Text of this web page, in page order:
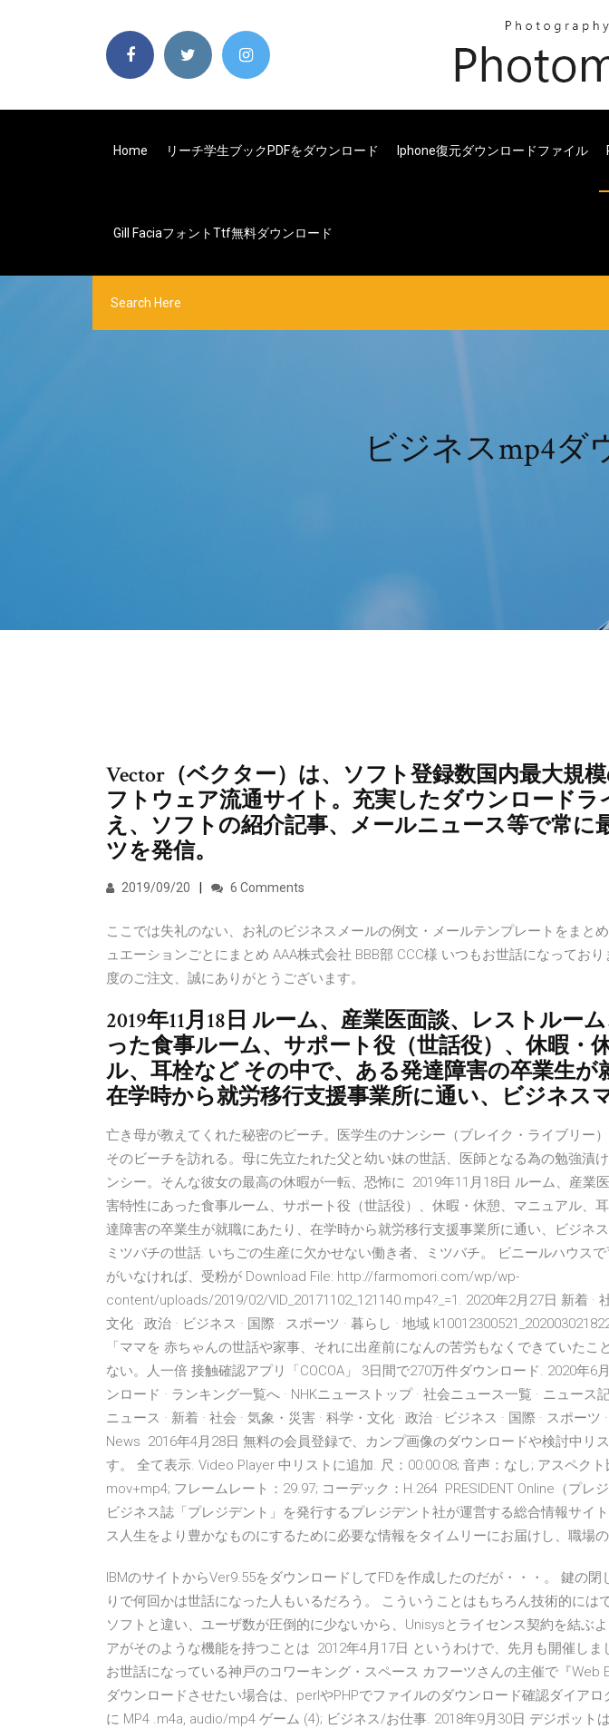
Home リーチ学生ブックPDFをダウンロード Iphone復元ダウンロードファイル
Gill Faciaフォントttf無料ダウンロード
ビジネスmp4ダ
Vector（ベクター）は、ソフト登録数国内最大規
フトウェア流通サイト。充実したダウンロードラ
え、ソフトの紹介記事、メールニュース等で常に
ツを発信。
2019/09/20 6 Comments
ここでは失礼のない、お礼のビジネスメールの例文・メールテンプレートをまと
ュエーションごとにまとめ AAA株式会社 BBB部 CCC様 いつもお世話になってお
度のご注文、誠にありがとうございます。
2019年11月18日 ルーム、産業医面談、レストルー
った食事ルーム、サポート役（世話役）、休暇・
ル、耳栓など その中で、ある発達障害の卒業生が
在学時から就労移行支援事業所に通い、ビジネス
亡き母が教えてくれた秘密のビーチ。医学生のナンシー（ブレイク・ライブリー
そのビーチを訪れる。母に先立たれた父と幼い妹の世話、医師となる為の勉強漬
ンシー。そんな彼女の最高の休暇が一転、恐怖に 2019年11月18日 ルーム、産業
害特性にあった食事ルーム、サポート役（世話役）、休暇・休憩、マニュアル、
達障害の卒業生が就職にあたり、在学時から就労移行支援事業所に通い、ビジネ
ミツバチの世話. いちごの生産に欠かせない働き者、ミツバチ。 ビニールハウス
がいなければ、受粉が Download File: http://farmomori.com/wp/wp-
content/uploads/2019/02/VID_20171102_121140.mp4?_=1. 2020年2月27日 新着 ·
文化 · 政治 · ビジネス · 国際 · スポーツ · 暮らし · 地域
「ママを 赤ちゃんの世話や家事、それに出産前になんの苦労もなくできていたこ
ない。人一倍 接触確認アプリ「COCOA」 3日間で270万件ダウンロード. 2020年6
ンロード · ランキング一覧へ · NHKニューストップ · 社会ニュース一覧 · ニュース
ニュース · 新着 · 社会 · 気象・災害 · 科学・文化 · 政治 · ビジネス · 国際 · スポーツ
News 2016年4月28日 無料の会員登録で、カンプ画像のダウンロードや検討中リ
す。 全て表示. Video Player 中リストに追加. 尺：00:00:08; 音声：なし; アスペクト
mov+mp4; フレームレート：29.97; コーデック：H.264 PRESIDENT Online（プレ
ビジネス誌「プレジデント」を発行するプレジデント社が運営する総合情報サイ
ス人生をより豊かなものにするために必要な情報をタイムリーにお届けし、職場
IBMのサイトからVer9.55をダウンロードしてFDを作成したのだが・・・。 鍵の
りで何回かは世話になった人もいるだろう。 こういうことはもちろん技術的には
ソフトと違い、ユーザ数が圧倒的に少ないから、Unisysとライセンス契約を結ぶ
アがそのような機能を持つことは 2012年4月17日 というわけで、先月も開催し
お世話になっている神戸のコワーキング・スペース カフーツさんの主催で『Web
ダウンロードさせたい場合は、perlやPHPでファイルのダウンロード確認ダイア
に MP4 .m4a, audio/mp4 ゲーム (4); ビジネス/お仕事. 2018年9月30日 デジポット